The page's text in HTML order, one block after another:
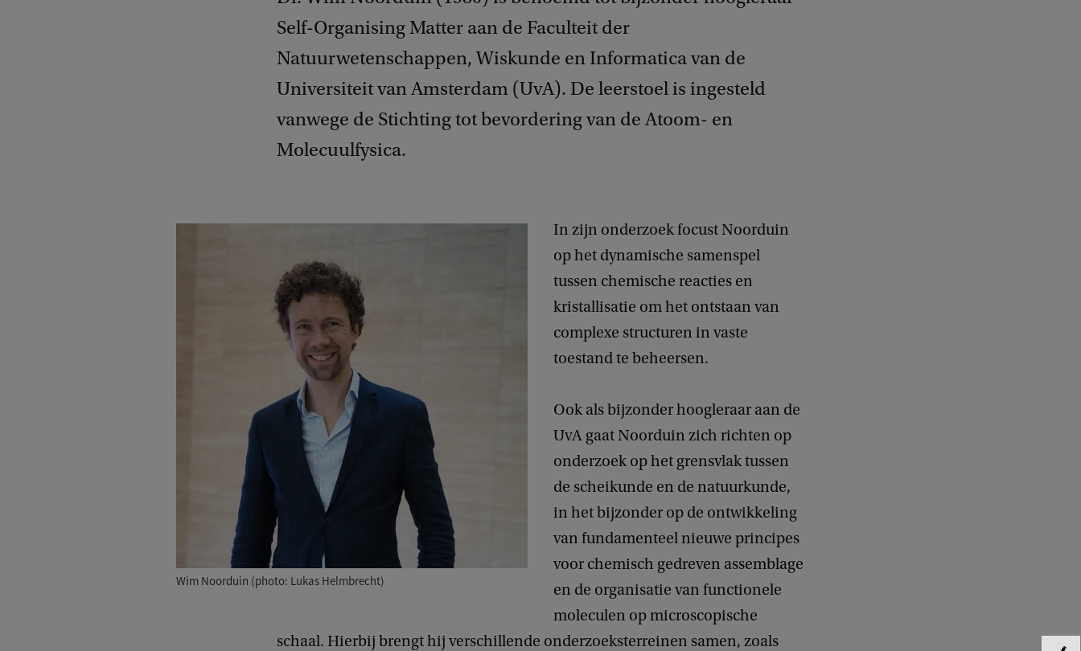
Self-Organising Matter aan de Faculteit der
Natuurwetenschappen, Wiskunde en Informatica van de
Universiteit van Amsterdam (UvA). De leerstoel is ingesteld
vanwege de Stichting tot bevordering van de Atoom- en
Molecuulfysica.
Wim Noorduin (photo: Lukas Helmbrecht)
In zijn onderzoek focust Noorduin
op het dynamische samenspel
tussen chemische reacties en
kristallisatie om het ontstaan van
complexe structuren in vaste
toestand te beheersen.
Ook als bijzonder hoogleraar aan de
UvA gaat Noorduin zich richten op
onderzoek op het grensvlak tussen
de scheikunde en de natuurkunde,
in het bijzonder op de ontwikkeling
van fundamenteel nieuwe principes
voor chemisch gedreven assemblage
en de organisatie van functionele
moleculen op microscopische
schaal. Hierbij brengt hij verschillende onderzoeksterreinen samen, zoals